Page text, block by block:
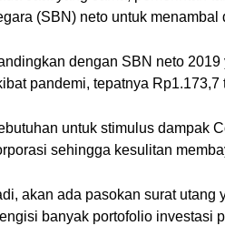
(SBN) neto untuk
dengan SBN neto
pandemi, tepatnya
untuk stimulus dampak
sehingga kesulitan
akan ada pasokan surat utang
banyak portofolio investasi